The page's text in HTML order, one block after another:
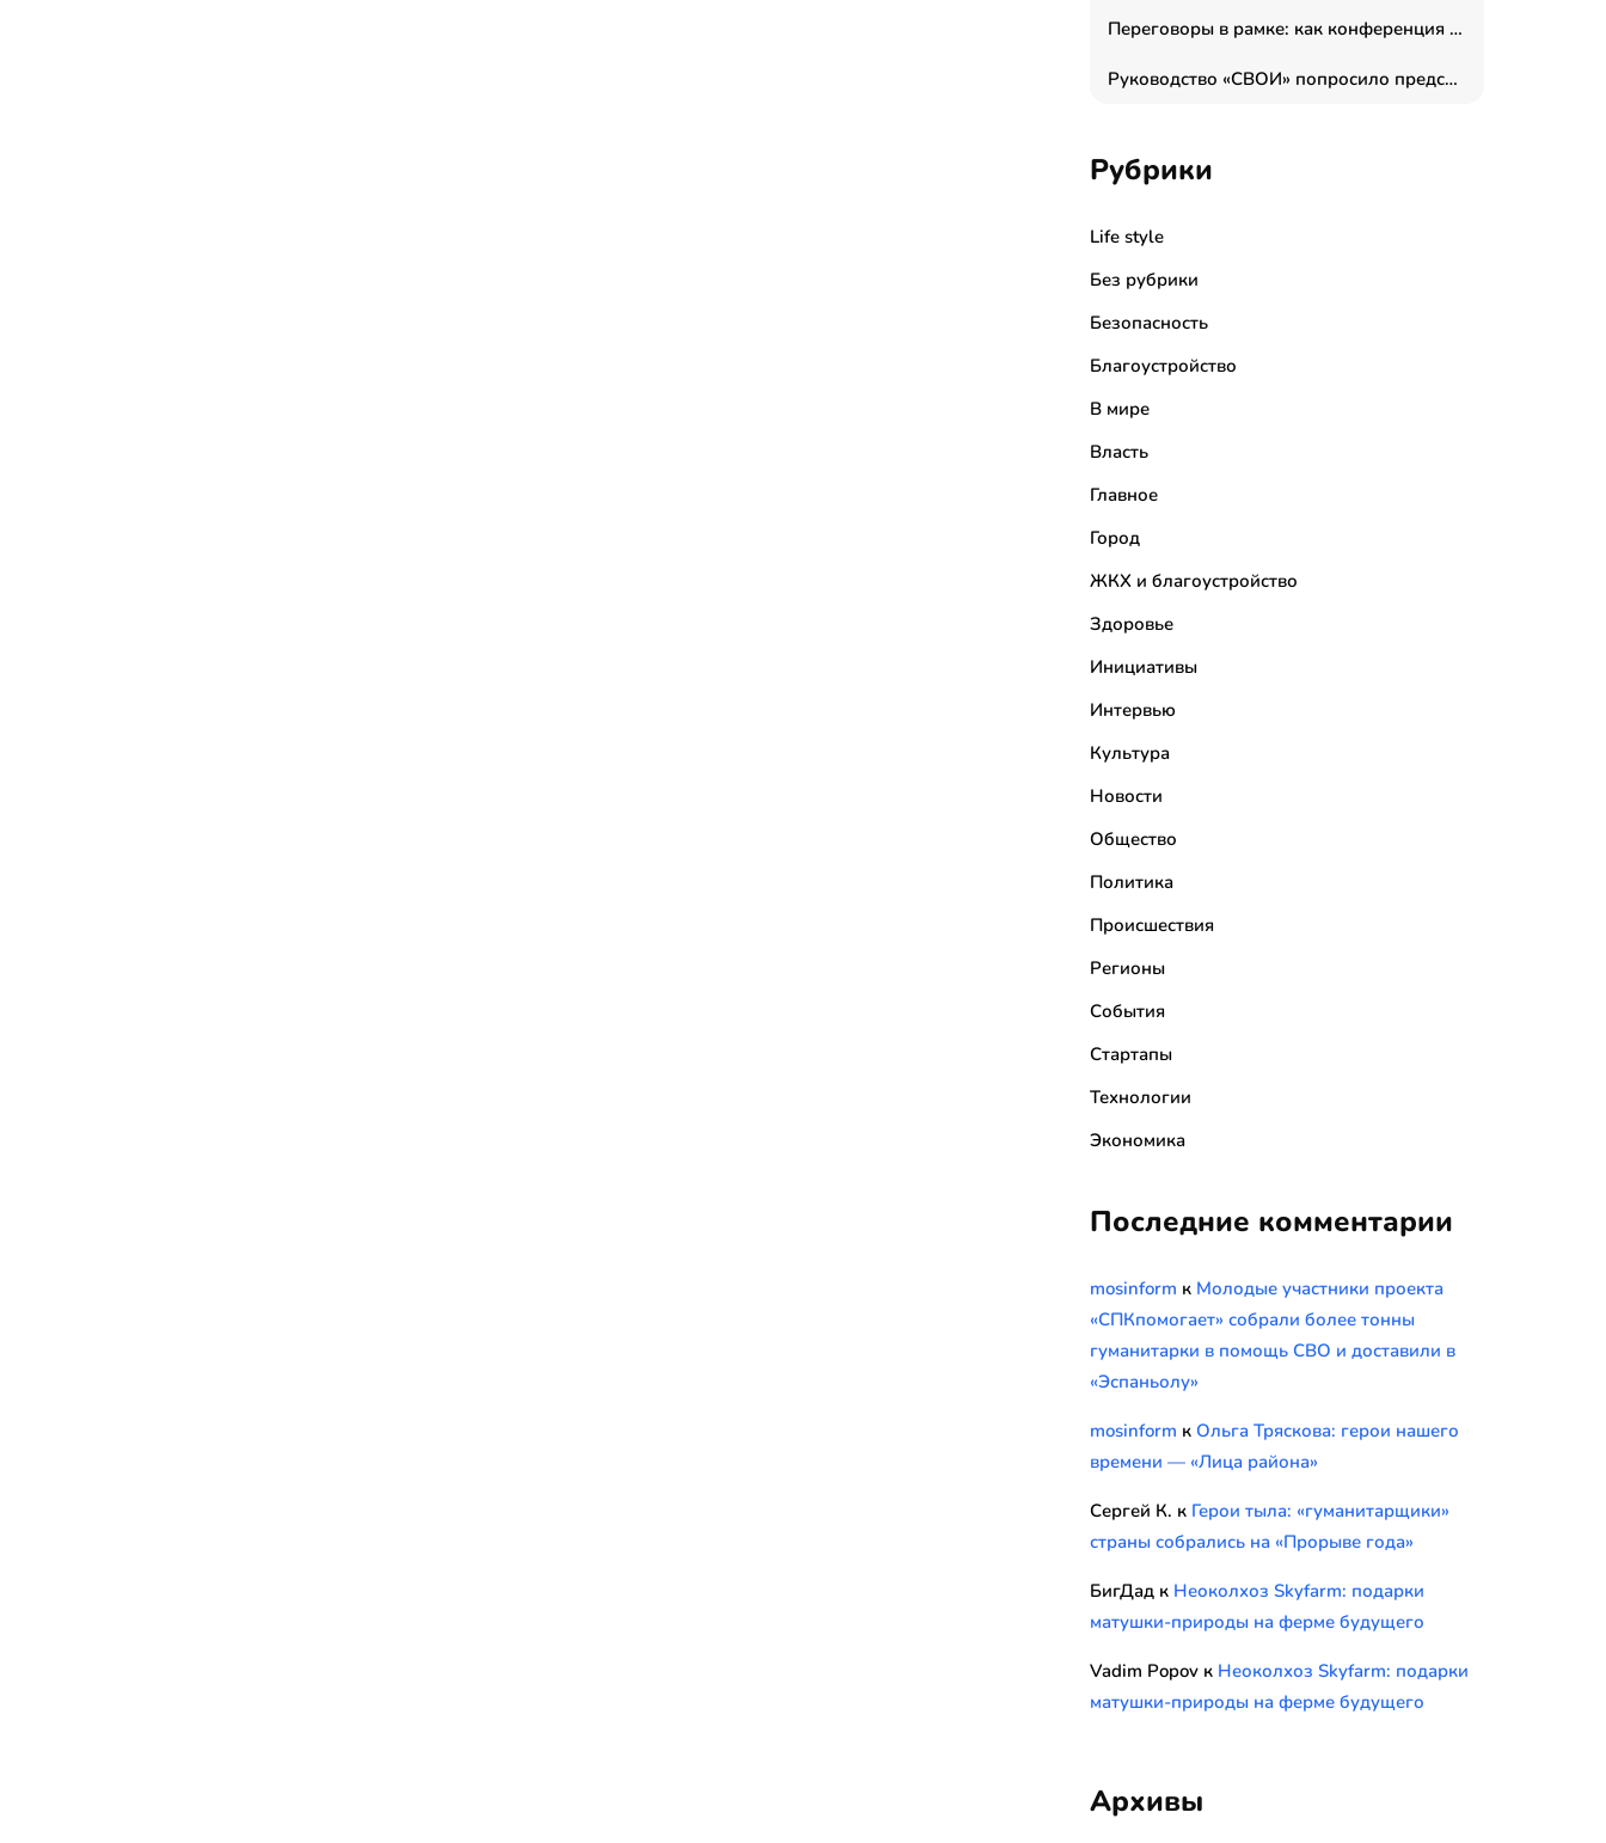
Переговоры в рамке: как конференция «Бизнес как искусство» переформатирует деловой этикет в стенах ТПП РФ
Руководство «СВОИ» попросило председателя СКР дать правовую оценку обысков в тыловом штабе
Рубрики
Life style
Без рубрики
Безопасность
Благоустройство
В мире
Власть
Главное
Город
ЖКХ и благоустройство
Здоровье
Инициативы
Интервью
Культура
Новости
Общество
Политика
Происшествия
Регионы
События
Стартапы
Технологии
Экономика
Последние комментарии
mosinform к Молодые участники проекта
«СПКпомогает» собрали более тонны
гуманитарки в помощь СВО и доставили в
«Эспаньолу»
mosinform к Ольга Тряскова: герои нашего
времени — «Лица района»
Сергей К. к Герои тыла: «гуманитарщики»
страны собрались на «Прорыве года»
БигДад к Неоколхоз Skyfarm: подарки
матушки-природы на ферме будущего
Vadim Popov к Неоколхоз Skyfarm: подарки
матушки-природы на ферме будущего
Архивы